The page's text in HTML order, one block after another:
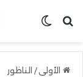
ابحث عنskin
الأولى / الناظور